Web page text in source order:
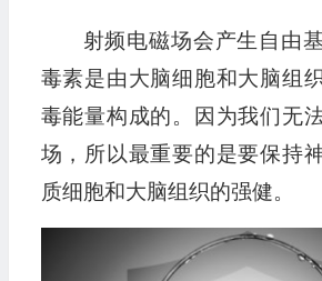
射频电磁场会产生自由
毒素是由大脑细胞和大脑组
毒能量构成的。因为我们无
场，所以最重要的是要保持
质细胞和大脑组织的强健。